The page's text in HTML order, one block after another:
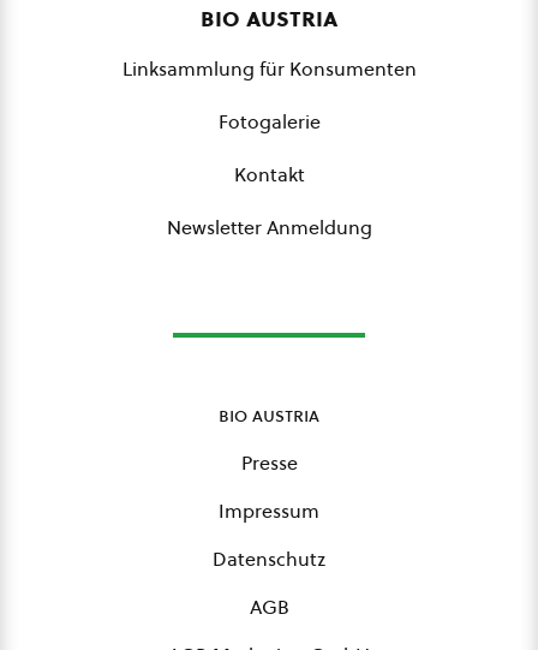
bio austria
Linksammlung für Konsumenten
Fotogalerie
Kontakt
Newsletter Anmeldung
bio austria
Presse
Impressum
Datenschutz
AGB